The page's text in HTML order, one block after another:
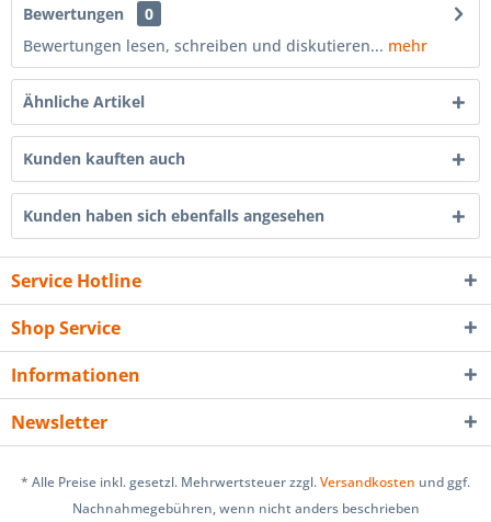
Bewertungen
0
Bewertungen lesen, schreiben und diskutieren... mehr
Ähnliche Artikel
Kunden kauften auch
Kunden haben sich ebenfalls angesehen
Service Hotline
Shop Service
Informationen
Newsletter
* Alle Preise inkl. gesetzl. Mehrwertsteuer zzgl.Versandkosten und ggf.
Nachnahmegebühren, wenn nicht anders beschrieben